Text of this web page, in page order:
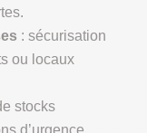
: sécurisation
ou locaux
stocks
d’urgence.